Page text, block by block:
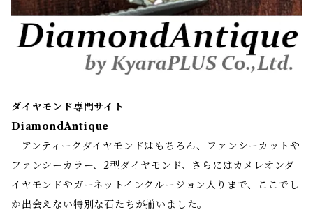
ダイヤモンド専門サイト
DiamondAntique
アンティークダイヤモンドはもちろん、ファンシーカットや
ファンシーカラー、2型ダイヤモンド、さらにはカメレオンダ
イヤモンドやガーネットインクルージョン入りまで、ここでし
か出会えない特別な石たちが揃いました。